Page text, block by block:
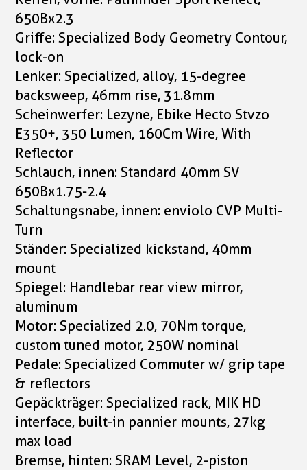
650Bx2.3
Griffe: Specialized Body Geometry Contour,
lock-on
Lenker: Specialized, alloy, 15-degree
backsweep, 46mm rise, 31.8mm
Scheinwerfer: Lezyne, Ebike Hecto Stvzo
E350+, 350 Lumen, 160Cm Wire, With
Reflector
Schlauch, innen: Standard 40mm SV
650Bx1.75-2.4
Schaltungsnabe, innen: enviolo CVP Multi-
Turn
Ständer: Specialized kickstand, 40mm
mount
Spiegel: Handlebar rear view mirror,
aluminum
Motor: Specialized 2.0, 70Nm torque,
custom tuned motor, 250W nominal
Pedale: Specialized Commuter w/ grip tape
& reflectors
Gepäckträger: Specialized rack, MIK HD
interface, built-in pannier mounts, 27kg
max load
Bremse, hinten: SRAM Level, 2-piston